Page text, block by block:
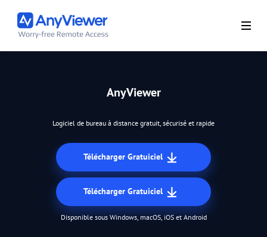
AnyViewer
Logiciel de bureau à distance gratuit, sécurisé et rapide
Télécharger Gratuiciel
Télécharger Gratuiciel
Disponible sous Windows, macOS, iOS et Android